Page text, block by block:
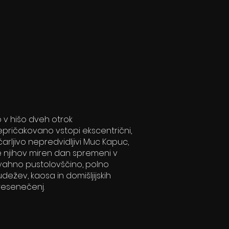
v hišo dveh otrok
vstopi ekscentrični,
nepredvidljivi Muc Kapuc,
njihov miren dan spremeni v
pustolovščino, polno
kaosa in domišljijskih